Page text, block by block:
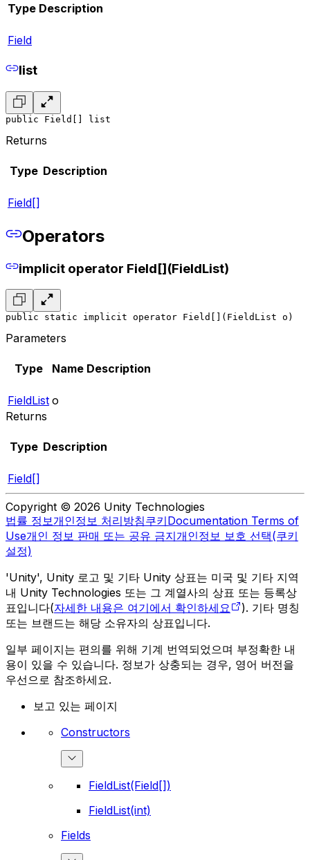
Type Description
Field
list
public Field[] list
Returns
Type Description
Field[]
Operators
implicit operator Field[](FieldList)
public static implicit operator Field[](FieldList o)
Parameters
Type Name Description
FieldList o
Returns
Type Description
Field[]
Copyright © 2026 Unity Technologies
법률 정보개인정보 처리방침쿠키Documentation Terms of
Use개인 정보 판매 또는 공유 금지개인정보 보호 선택(쿠키
설정)
'Unity', Unity 로고 및 기타 Unity 상표는 미국 및 기타 지역
내 Unity Technologies 또는 그 계열사의 상표 또는 등록상
표입니다(자세한 내용은 여기에서 확인하세요
). 기타 명칭
또는 브랜드는 해당 소유자의 상표입니다.
일부 페이지는 편의를 위해 기계 번역되었으며 부정확한 내
용이 있을 수 있습니다. 정보가 상충되는 경우, 영어 버전을
우선으로 참조하세요.
보고 있는 페이지
Constructors
FieldList(Field[])
FieldList(int)
Fields